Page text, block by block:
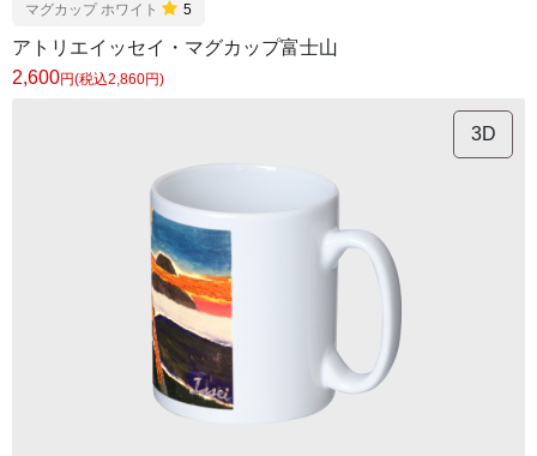
マグカップ ホワイト 5
アトリエイッセイ・マグカップ富士山
2,600円(税込2,860円)
3D